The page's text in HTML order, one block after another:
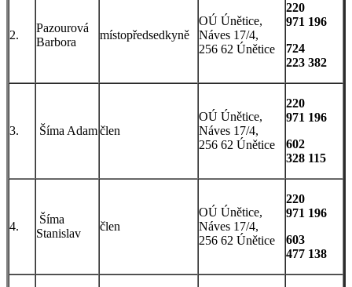
2.
Pazourová
Barbora
místopředsedkyně
OÚ Únětice,
Náves 17/4,
256 62 Únětice
220
971 196
724
223 382
3. Šíma Adamčlen
OÚ Únětice,
Náves 17/4,
256 62 Únětice
220
971 196
602
328 115
4.
Šíma
Stanislav
člen
OÚ Únětice,
Náves 17/4,
256 62 Únětice
220
971 196
603
477 138